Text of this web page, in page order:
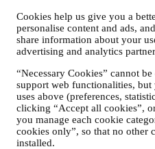
Cookies help us give you a
personalise content and ads,
share information about your
advertising and analytics
“Necessary Cookies” cannot
support web functionalities,
uses above (preferences,
clicking “Accept all cookies”,
you manage each cookie
cookies only”, so that no other
installed.
mail). Als u een Le Creuset
uw marketingvoorkeuren
marketingactiviteiten wilt
e-mail sturen naar
gevallen kunt u nog enkele
afmelding volledig is
Weet dat wij uw
persoonsgegevens niet
bedrijven voor hun
RE-TARGETING / OM